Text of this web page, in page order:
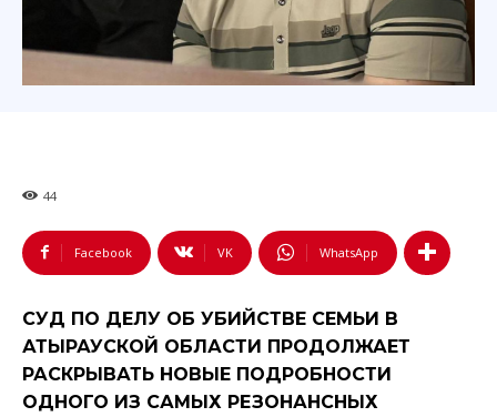
44
Facebook VK WhatsApp
СУД ПО ДЕЛУ ОБ УБИЙСТВЕ СЕМЬИ В
АТЫРАУСКОЙ ОБЛАСТИ ПРОДОЛЖАЕТ
РАСКРЫВАТЬ НОВЫЕ ПОДРОБНОСТИ
ОДНОГО ИЗ САМЫХ РЕЗОНАНСНЫХ